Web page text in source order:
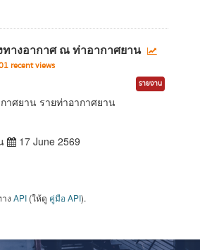
ทางอากาศ ณ ท่าอากาศยาน
recent views
รายงาน
าศยาน รายท่าอากาศยาน
17 June 2569
ง API (ให้ดู คู่มือ API).